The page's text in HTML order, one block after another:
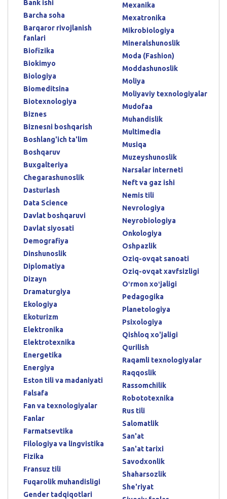
Bank ishi
Barcha soha
Barqaror rivojlanish
fanlari
Biofizika
Biokimyo
Biologiya
Biomeditsina
Biotexnologiya
Biznes
Biznesni boshqarish
Boshlang'ich ta'lim
Boshqaruv
Buxgalteriya
Chegarashunoslik
Dasturlash
Data Science
Davlat boshqaruvi
Davlat siyosati
Demografiya
Dinshunoslik
Diplomatiya
Dizayn
Dramaturgiya
Ekologiya
Ekoturizm
Elektronika
Elektrotexnika
Energetika
Energiya
Eston tili va madaniyati
Falsafa
Fan va texnologiyalar
Fanlar
Farmatsevtika
Filologiya va lingvistika
Fizika
Fransuz tili
Fuqarolik muhandisligi
Gender tadqiqotlari
Mexanika
Mexatronika
Mikrobiologiya
Mineralshunoslik
Moda (Fashion)
Moddashunoslik
Moliya
Moliyaviy texnologiyalar
Mudofaa
Muhandislik
Multimedia
Musiqa
Muzeyshunoslik
Narsalar interneti
Neft va gaz ishi
Nemis tili
Nevrologiya
Neyrobiologiya
Onkologiya
Oshpazlik
Oziq-ovqat sanoati
Oziq-ovqat xavfsizligi
Oʻrmon xoʻjaligi
Pedagogika
Planetologiya
Psixologiya
Qishloq xo'jaligi
Qurilish
Raqamli texnologiyalar
Raqqoslik
Rassomchilik
Robototexnika
Rus tili
Salomatlik
San'at
San'at tarixi
Savodxonlik
Shaharsozlik
She'riyat